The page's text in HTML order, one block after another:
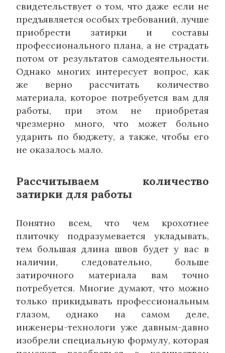
свидетельствует о том, что даже если не
предъявляется особых требований, лучше
приобрести затирки и составы
профессионального плана, а не страдать
потом от результатов самодеятельности.
Однако многих интересует вопрос, как
же верно рассчитать количество
материала, которое потребуется вам для
работы, при этом не приобретая
чрезмерно много, что может больно
ударить по бюджету, а также, чтобы его
не оказалось мало.
Рассчитываем количество
затирки для работы
Понятно всем, что чем крохотнее
плиточку подразумевается укладывать,
тем большая длина швов будет у вас в
наличии, следовательно, больше
затирочного материала вам точно
потребуется. Многие думают, что можно
только прикидывать профессиональным
глазом, однако на самом деле,
инженеры-технологи уже давным-давно
изобрели специальную формулу, которая